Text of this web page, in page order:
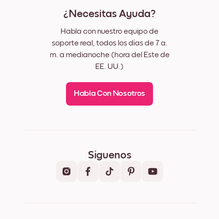
¿Necesitas Ayuda?
Habla con nuestro equipo de
soporte real, todos los días de 7 a.
m. a medianoche (hora del Este de
EE. UU.)
Habla Con Nosotros
Síguenos